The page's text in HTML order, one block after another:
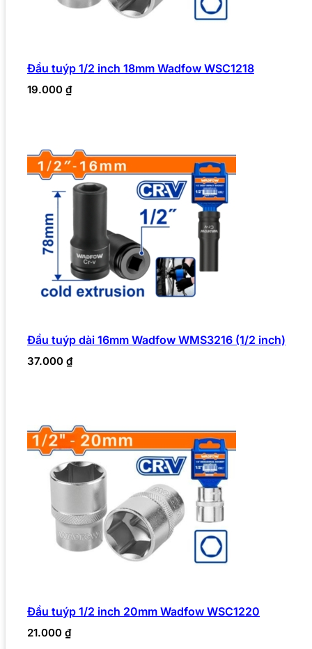
Đầu tuýp 1/2 inch 18mm Wadfow WSC1218
19.000 ₫
Đầu tuýp dài 16mm Wadfow WMS3216 (1/2 inch)
37.000 ₫
Đầu tuýp 1/2 inch 20mm Wadfow WSC1220
21.000 ₫